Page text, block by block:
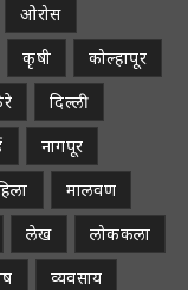
ओरोस
कृषी
कोल्हापूर
दिल्ली
नागपूर
मालवण
लेख
लोककला
व्यवसाय